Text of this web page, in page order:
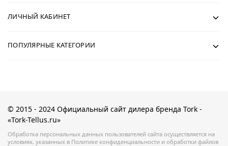
ЛИЧНЫЙ КАБИНЕТ
ПОПУЛЯРНЫЕ КАТЕГОРИИ
© 2015 - 2024 Официальный сайт дилера бренда Tork -
«Tork-Tellus.ru»
Обработка персональных данных пользователей сайта осуществляется на
условиях, указанных в Политике конфиденциальности и обработки файлов